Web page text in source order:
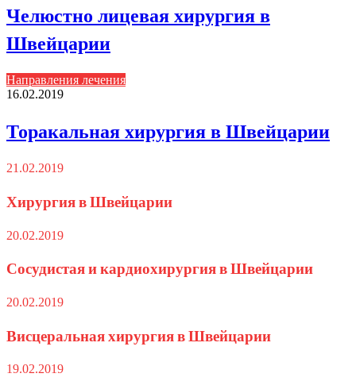
Челюстно лицевая хирургия в
Швейцарии
Направления лечения
16.02.2019
Торакальная хирургия в Швейцарии
21.02.2019
Хирургия в Швейцарии
20.02.2019
Сосудистая и кардиохирургия в Швейцарии
20.02.2019
Висцеральная хирургия в Швейцарии
19.02.2019